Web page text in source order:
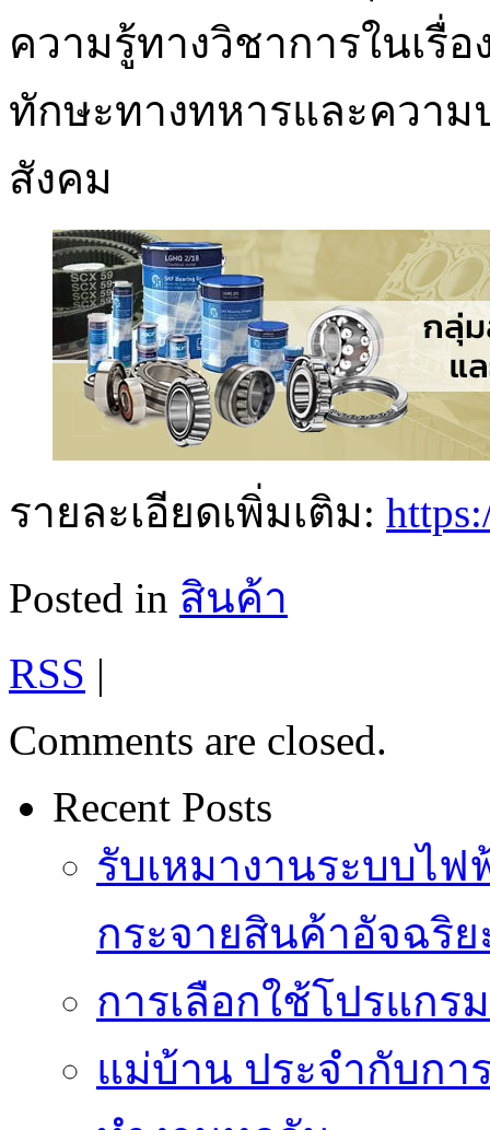
ความรู้ทางวิชาการในเรื่
ทักษะทางทหารและควา
สังคม
รายละเอียดเพิ่มเติม:
Posted in สินค้า
RSS |
Comments are closed.
Recent Posts
รับเหมางานระบบไ
กระจายสินค้าอัจฉริย
การเลือกใช้โปรแกร
แม่บ้าน ประจำกับกา